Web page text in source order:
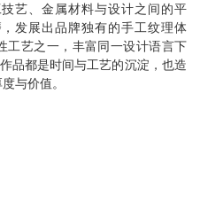
艺、金属材料与设计之间的平
发展出品牌独有的手工纹理体
工艺之一，丰富同一设计语言下
品都是时间与工艺的沉淀，也造
与价值。